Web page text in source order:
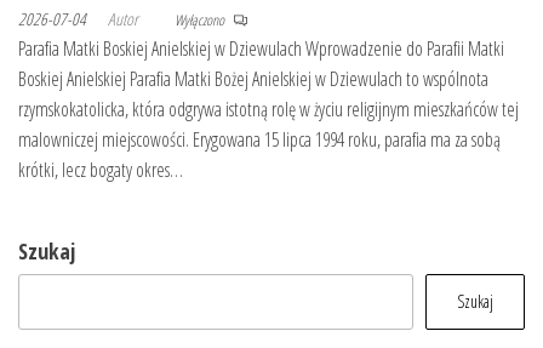
2026-07-04 Autor Wyłączono
Parafia Matki Boskiej Anielskiej w Dziewulach Wprowadzenie do Parafii Matki
Boskiej Anielskiej Parafia Matki Bożej Anielskiej w Dziewulach to wspólnota
rzymskokatolicka, która odgrywa istotną rolę w życiu religijnym mieszkańców tej
malowniczej miejscowości. Erygowana 15 lipca 1994 roku, parafia ma za sobą
krótki, lecz bogaty okres…
Szukaj
Szukaj